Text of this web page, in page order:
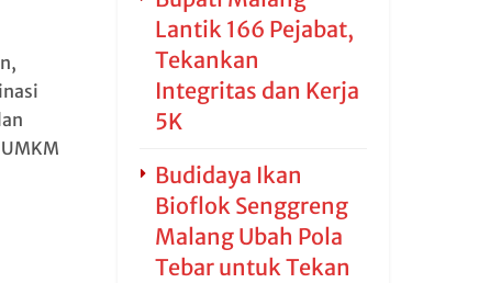
Lantik 166 Pejabat,
Tekankan
Integritas dan Kerja
5K
Budidaya Ikan
Bioflok Senggreng
Malang Ubah Pola
Tebar untuk Tekan